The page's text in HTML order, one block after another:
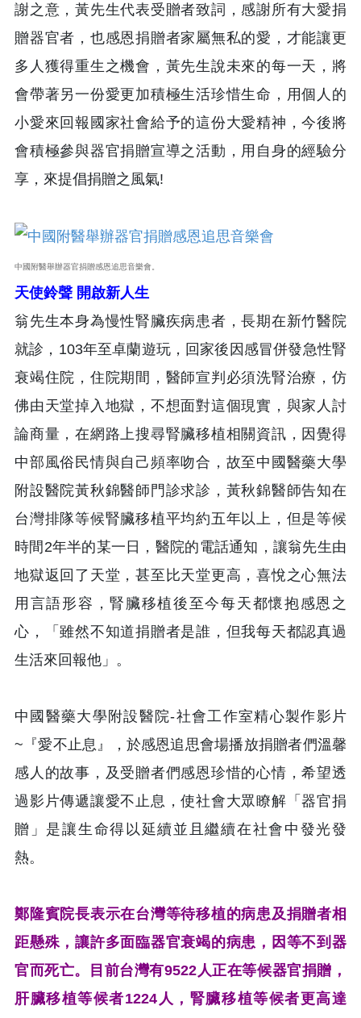
謝之意，黃先生代表受贈者致詞，感謝所有大愛捐
贈器官者，也感恩捐贈者家屬無私的愛，才能讓更
多人獲得重生之機會，黃先生說未來的每一天，將
會帶著另一份愛更加積極生活珍惜生命，用個人的
小愛來回報國家社會給予的這份大愛精神，今後將
會積極參與器官捐贈宣導之活動，用自身的經驗分
享，來提倡捐贈之風氣!
中國附醫舉辦器官捐贈感恩追思音樂會。
天使鈴聲 開啟新人生
翁先生本身為慢性腎臟疾病患者，長期在新竹醫院
就診，103年至卓蘭遊玩，回家後因感冒併發急性腎
衰竭住院，住院期間，醫師宣判必須洗腎治療，仿
佛由天堂掉入地獄，不想面對這個現實，與家人討
論商量，在網路上搜尋腎臟移植相關資訊，因覺得
中部風俗民情與自己頻率吻合，故至中國醫藥大學
附設醫院黃秋錦醫師門診求診，黃秋錦醫師告知在
台灣排隊等候腎臟移植平均約五年以上，但是等候
時間2年半的某一日，醫院的電話通知，讓翁先生由
地獄返回了天堂，甚至比天堂更高，喜悅之心無法
用言語形容，腎臟移植後至今每天都懷抱感恩之
心，「雖然不知道捐贈者是誰，但我每天都認真過
生活來回報他」。
中國醫藥大學附設醫院-社會工作室精心製作影片
~『愛不止息』，於感恩追思會場播放捐贈者們溫馨
感人的故事，及受贈者們感恩珍惜的心情，希望透
過影片傳遞讓愛不止息，使社會大眾瞭解「器官捐
贈」是讓生命得以延續並且繼續在社會中發光發
熱。
鄭隆賓院長表示在台灣等待移植的病患及捐贈者相
距懸殊，讓許多面臨器官衰竭的病患，因等不到器
官而死亡。目前台灣有9522人正在等候器官捐贈，
肝臟移植等候者1224人，腎臟移植等候者更高達